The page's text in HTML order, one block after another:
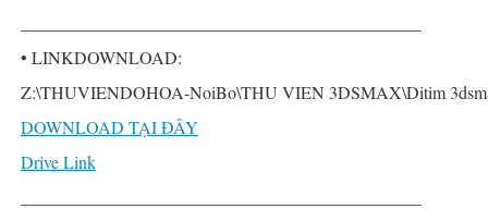
• LINKDOWNLOAD:
Z:\THUVIENDOHOA-NoiBo\THU VIEN 3DSMAX\Ditim
DOWNLOAD TẠI ĐÂY
Drive Link